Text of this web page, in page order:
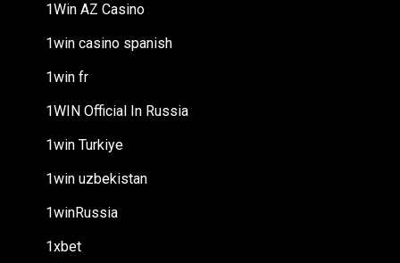
1Win AZ Casino
1win casino spanish
1win fr
1WIN Official In Russia
1win Turkiye
1win uzbekistan
1winRussia
1xbet